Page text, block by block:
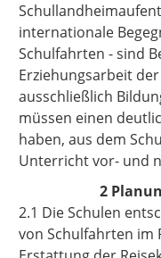
internationale
Schulfahrten - sind
Erziehungsarbeit
ausschließlich
müssen einen
haben, aus dem
Unterricht vor- und
2
2.1 Die Schulen
von Schulfahrten im